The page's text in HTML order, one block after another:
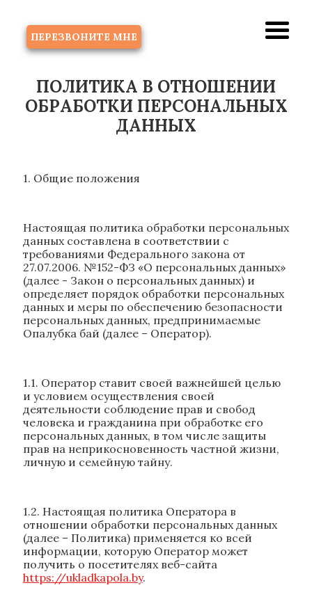
ПЕРЕЗВОНИТЕ МНЕ
ПОЛИТИКА В ОТНОШЕНИИ
ОБРАБОТКИ ПЕРСОНАЛЬНЫХ
ДАННЫХ
1. Общие положения
Настоящая политика обработки персональных
данных составлена в соответствии с
требованиями Федерального закона от
27.07.2006. №152-ФЗ «О персональных данных»
(далее - Закон о персональных данных) и
определяет порядок обработки персональных
данных и меры по обеспечению безопасности
персональных данных, предпринимаемые
Опалубка бай (далее – Оператор).
1.1. Оператор ставит своей важнейшей целью
и условием осуществления своей
деятельности соблюдение прав и свобод
человека и гражданина при обработке его
персональных данных, в том числе защиты
прав на неприкосновенность частной жизни,
личную и семейную тайну.
1.2. Настоящая политика Оператора в
отношении обработки персональных данных
(далее – Политика) применяется ко всей
информации, которую Оператор может
получить о посетителях веб-сайта
https://ukladkapola.by.